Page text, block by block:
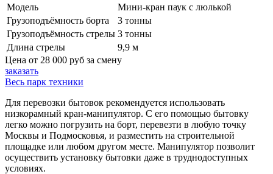
Модель
Мини-кран паук с люлькой
Грузоподъёмность борта
3 тонны
Грузоподъёмность стрелы 3 тонны
Длина стрелы
9,9 м
Цена от 28 000 руб за смену
заказать
Весь парк техники
Для перевозки бытовок рекомендуется использовать
низкорамный кран-манипулятор. С его помощью бытовку
легко можно погрузить на борт, перевезти в любую точку
Москвы и Подмосковья, и разместить на строительной
площадке или любом другом месте. Манипулятор позволит
осуществить установку бытовки даже в труднодоступных
условиях.